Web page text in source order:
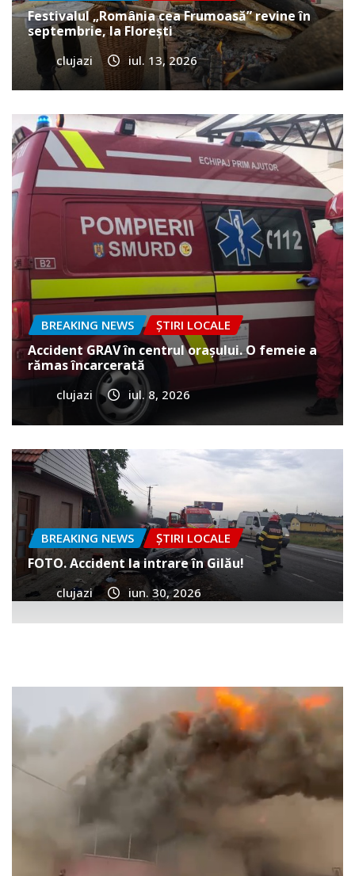
Festivalul „România cea Frumoasă” revine în
septembrie, la Florești
clujazi iul. 13, 2026
BREAKING NEWS ȘTIRI LOCALE
Accident GRAV în centrul orașului. O femeie a
rămas încarcerată
clujazi iul. 8, 2026
BREAKING NEWS ȘTIRI LOCALE
FOTO. Accident la intrare în Gilău!
clujazi iun. 30, 2026